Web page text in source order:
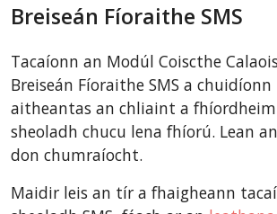
Breiseán Fíoraithe SMS
Tacaíonn an Modúl Coiscthe
Breiseán Fíoraithe SMS a
aitheantas an chliaint a
sheoladh chucu lena fhíorú. Lean an
don chumraíocht.
Maidir leis an tír a fhaigheann